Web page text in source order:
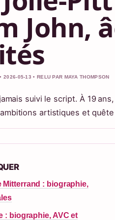
John,
05-13 • RELU PAR MAYA THOMPSON
suivi le script. À 19
artistiques et quête
Mitterrand : biographie,
: biographie, AVC et